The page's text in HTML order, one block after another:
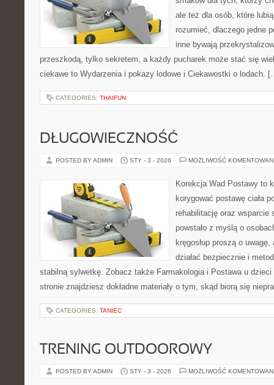
ale też dla osób, które
rozumieć, dlaczego jedne
inne bywają
przeszkodą, tylko sekretem, a każdy pucharek może stać się
ciekawe to Wydarzenia i pokazy lodowe i Ciekawostki o lodach.
CATEGORIES: THAIFUN
DŁUGOWIECZNOŚĆ
POSTED BY ADMIN STY - 3 - 2026 MOŻLIWOŚĆ
Korekcja Wad Postawy to
korygować postawę ciała
rehabilitację oraz
powstało z myślą o
kręgosłup proszą o
działać bezpiecznie i
stabilną sylwetkę. Zobacz także Farmakologia i Postawa u dzieci
stronie znajdziesz dokładne materiały o tym, skąd biorą się
CATEGORIES: TANIEC
TRENING OUTDOOROWY
POSTED BY ADMIN STY - 3 - 2026 MOŻLIWOŚĆ